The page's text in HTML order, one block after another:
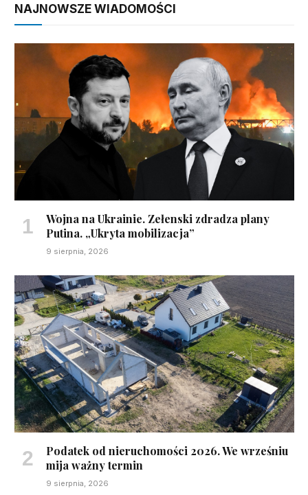
NAJNOWSZE WIADOMOŚCI
Wojna na Ukrainie. Zełenski zdradza plany
Putina. „Ukryta mobilizacja”
9 sierpnia, 2026
Podatek od nieruchomości 2026. We wrześniu
mija ważny termin
9 sierpnia, 2026